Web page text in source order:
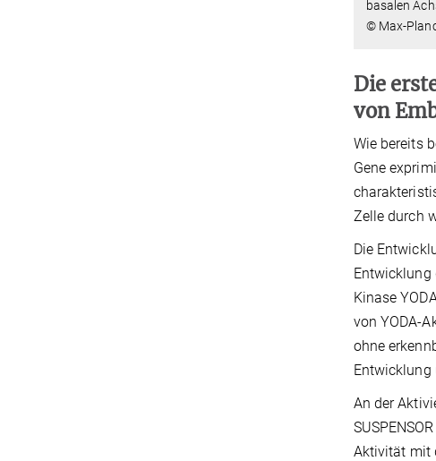
basalen
© Max-
Die
von
Wie bereits
Gene
Zelle durch
Die
Entwicklung
Kinase
von YODA-
ohne
Entwicklung
An der
Aktivität mit